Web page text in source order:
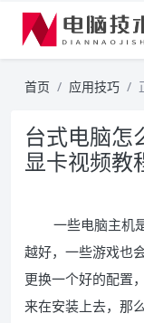
首页 应用技巧
台式电脑怎
显卡视频教
一些电脑主机
越好，一些游戏也
更换一个好的配置
来在安装上去，那